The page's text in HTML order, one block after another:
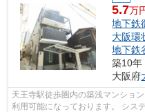
5.7万
地下鉄
大阪環
地下鉄
築10年
大阪府
天王寺駅徒歩圏内の築浅マンショ
利用可能になっております。 システムキッチン、浴室乾燥機、テレビモニタ